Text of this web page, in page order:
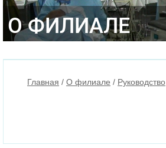
О ФИЛИАЛЕ
Главная / О филиале / Руководство